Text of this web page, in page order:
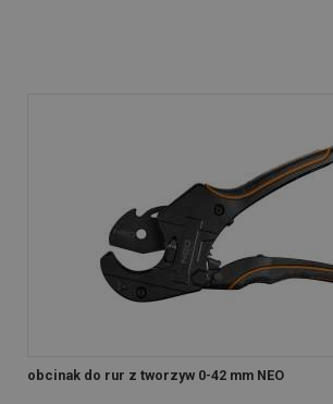
obcinak do rur z tworzyw 0-42 mm NEO